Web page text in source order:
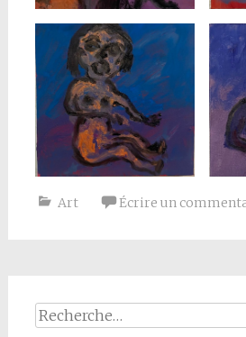
Art Écrire un
Rechercher :